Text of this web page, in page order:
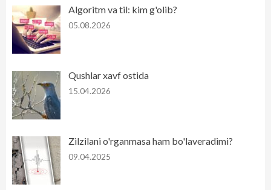
Algoritm va til: kim g'olib?
05.08.2026
Qushlar xavf ostida
15.04.2026
Zilzilani o'rganmasa ham bo'laveradimi?
09.04.2025